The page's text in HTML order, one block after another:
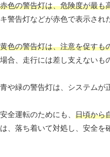
赤色の警告灯は、危険度が最も
キ警告灯などが赤色で表示され
黄色の警告灯は、注意を促すも
場合、走行には差し支えないも
青や緑の警告灯は、システムが
安全運転のためにも、 日頃から
は、落ち着いて対処し、安全を